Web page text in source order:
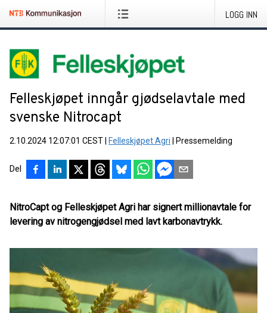
LOGG INN
Felleskjøpet inngår gjødselavtale med
svenske Nitrocapt
2.10.2024 12:07:01 CEST Felleskjøpet Agri Pressemelding
Del
NitroCapt og Felleskjøpet Agri har signert millionavtale for
levering av nitrogengjødsel med lavt karbonavtrykk.